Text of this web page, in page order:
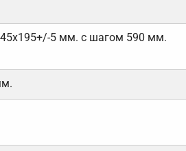
5 мм. с шагом 590 мм.